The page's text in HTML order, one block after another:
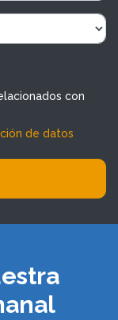
con
de datos